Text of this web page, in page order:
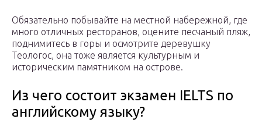
Обязательно побывайте на местной набережной, где
много отличных ресторанов, оцените песчаный пляж,
поднимитесь в горы и осмотрите деревушку
Теологос, она тоже является культурным и
историческим памятником на острове.
Из чего состоит экзамен IELTS по
английскому языку?